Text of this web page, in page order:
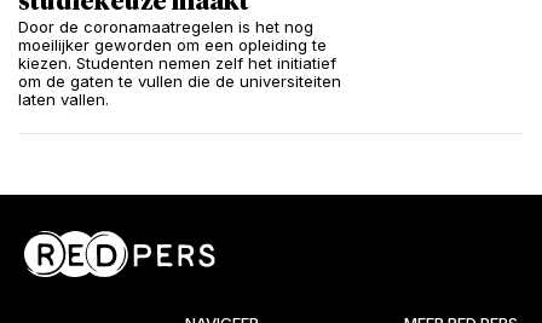
Door de coronamaatregelen is het nog
moeilijker geworden om een opleiding te
kiezen. Studenten nemen zelf het initiatief
om de gaten te vullen die de universiteiten
laten vallen.